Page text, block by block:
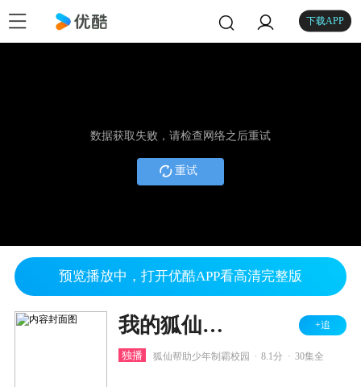
下载APP
数据获取失败，请检查网络之后重试
重试
预览播放中，打开优酷APP看高清完整版
我的狐仙老婆 第一季 +追
独播 狐仙帮助少年制霸校园 8.1分 30集全